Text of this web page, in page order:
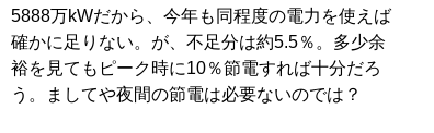
5888万kWだから、今年も同程度の電力を使えば
確かに足りない。が、不足分は約5.5％。多少余
裕を見てもピーク時に10％節電すれば十分だろ
う。ましてや夜間の節電は必要ないのでは？